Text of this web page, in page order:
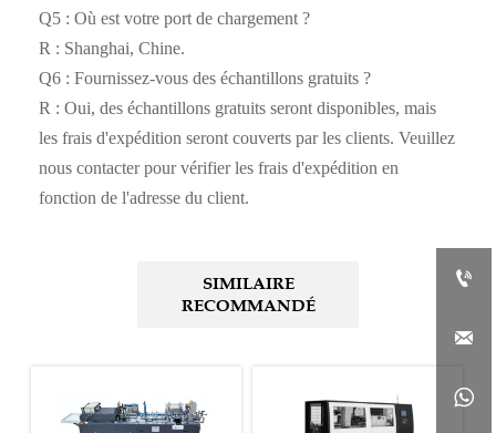
Q5 : Où est votre port de chargement ?
R : Shanghai, Chine.
Q6 : Fournissez-vous des échantillons gratuits ?
R : Oui, des échantillons gratuits seront disponibles, mais
les frais d'expédition seront couverts par les clients. Veuillez
nous contacter pour vérifier les frais d'expédition en
fonction de l'adresse du client.
SIMILAIRE
RECOMMANDÉ


